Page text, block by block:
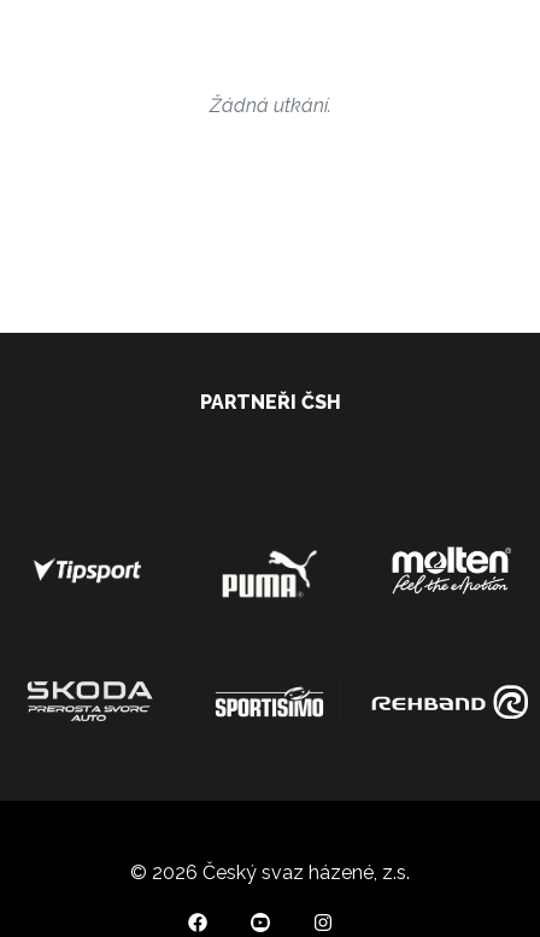
Žádná utkání.
PARTNEŘI ČSH
© 2026 Český svaz házené, z.s.